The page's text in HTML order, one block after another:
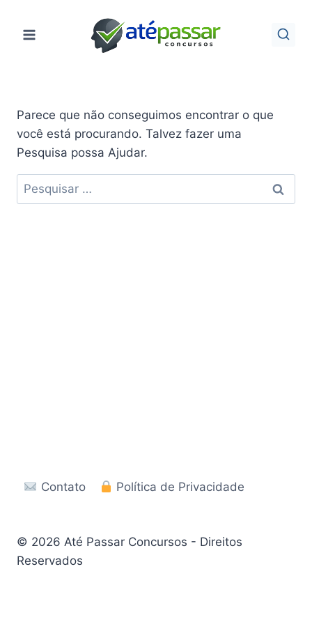
para
Parece que não conseguimos encontrar o que
você está procurando. Talvez fazer uma
Pesquisa possa Ajudar.
Pesquisar
por:
Contato Política de Privacidade
© 2026 Até Passar Concursos - Direitos
Reservados